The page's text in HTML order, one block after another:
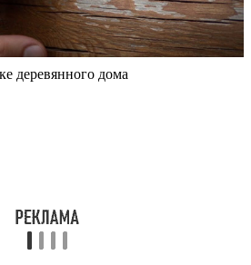
деревянного дома